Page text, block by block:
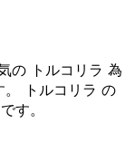
の トルコリラ 為
トルコリラ の
す。